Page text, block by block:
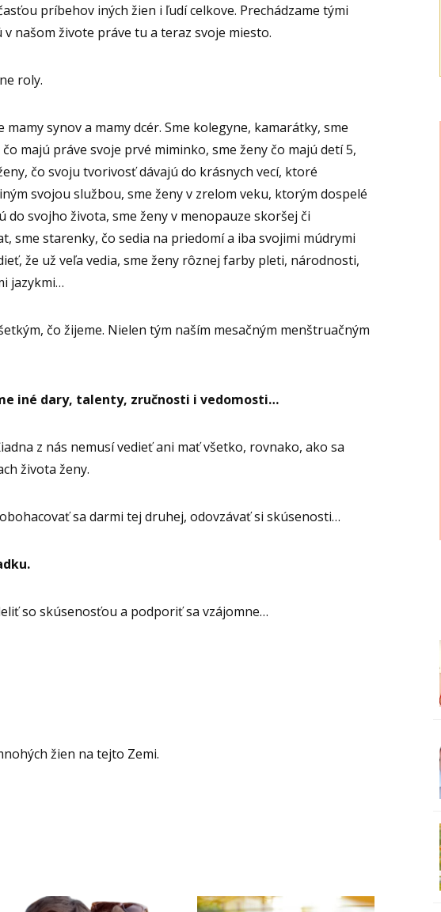
príbehov iných žien i ľudí celkove. Prechádzame tými
našom živote práve tu a teraz svoje miesto.
roly.
mamy synov a mamy dcér. Sme kolegyne, kamarátky, sme
majú práve svoje prvé miminko, sme ženy čo majú detí 5,
čo svoju tvorivosť dávajú do krásnych vecí, ktoré
svojou službou, sme ženy v zrelom veku, ktorým dospelé
svojho života, sme ženy v menopauze skoršej či
sme starenky, čo sedia na priedomí a iba svojimi múdrymi
že už veľa vedia, sme ženy rôznej farby pleti, národnosti,
jazykmi…
čo žijeme. Nielen tým naším mesačným menštruačným
iné dary, talenty, zručnosti i vedomosti…
z nás nemusí vedieť ani mať všetko, rovnako, ako sa
života ženy.
sa darmi tej druhej, odovzávať si skúsenosti…
so skúsenosťou a podporiť sa vzájomne…
žien na tejto Zemi.